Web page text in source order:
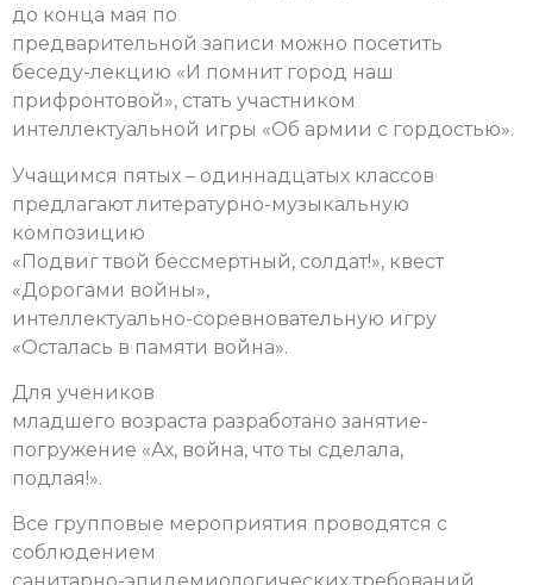
до конца мая по
предварительной записи можно посетить
беседу-лекцию «И помнит город наш
прифронтовой», стать участником
интеллектуальной игры «Об армии с гордостью».
Учащимся пятых – одиннадцатых классов
предлагают литературно-музыкальную
композицию
«Подвиг твой бессмертный, солдат!», квест
«Дорогами войны»,
интеллектуально-соревновательную игру
«Осталась в памяти война».
Для учеников
младшего возраста разработано занятие-
погружение «Ах, война, что ты сделала,
подлая!».
Все групповые мероприятия проводятся с
соблюдением